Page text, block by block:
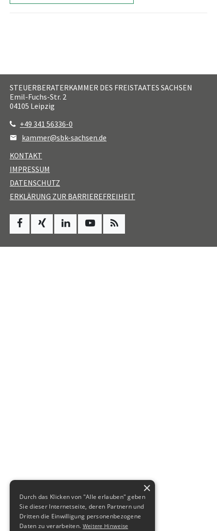
STEUERBERATERKAMMER DES FREISTAATES SACHSEN
Emil-Fuchs-Str. 2
04105 Leipzig
+49 341 56336-0
kammer@sbk-sachsen.de
KONTAKT
IMPRESSUM
DATENSCHUTZ
ERKLÄRUNG ZUR BARRIEREFREIHEIT
×
Durch das Klicken von "Alle erlauben" geben
Sie dieser Internetseite, deren Partnern und
Dritten die Einwilligung personenbezogene
Daten zu verarbeiten. Weitere Hinweise